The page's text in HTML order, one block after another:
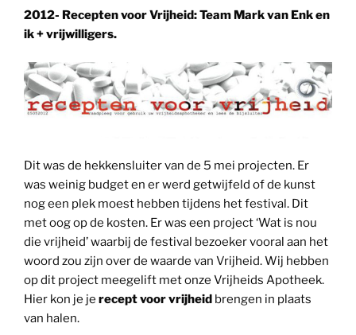
2012- Recepten voor Vrijheid: Team Mark van Enk en
ik + vrijwilligers.
Dit was de hekkensluiter van de 5 mei projecten. Er
was weinig budget en er werd getwijfeld of de kunst
nog een plek moest hebben tijdens het festival. Dit
met oog op de kosten. Er was een project ‘Wat is nou
die vrijheid’ waarbij de festival bezoeker vooral aan het
woord zou zijn over de waarde van Vrijheid. Wij hebben
op dit project meegelift met onze Vrijheids Apotheek.
Hier kon je je recept voor vrijheid brengen in plaats
van halen.